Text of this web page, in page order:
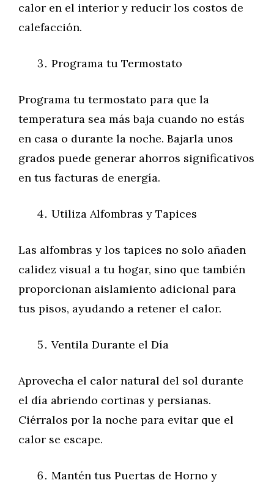
calor en el interior y reducir los costos de
calefacción.
Programa tu Termostato
Programa tu termostato para que la
temperatura sea más baja cuando no estás
en casa o durante la noche. Bajarla unos
grados puede generar ahorros significativos
en tus facturas de energía.
Utiliza Alfombras y Tapices
Las alfombras y los tapices no solo añaden
calidez visual a tu hogar, sino que también
proporcionan aislamiento adicional para
tus pisos, ayudando a retener el calor.
Ventila Durante el Día
Aprovecha el calor natural del sol durante
el día abriendo cortinas y persianas.
Ciérralos por la noche para evitar que el
calor se escape.
Mantén tus Puertas de Horno y